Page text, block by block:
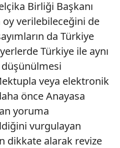
Birliği Başkanı
verilebileceğini de
da Türkiye
Türkiye ile aynı
düşünülmesi
veya elektronik
önce Anayasa
yoruma
vurgulayan
dikkate alarak revize